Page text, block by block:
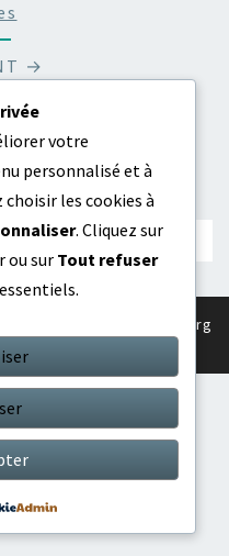
→
Sont
Nisarg
votre
personnalisé et à
les cookies à
. Cliquez sur
ou sur Tout refuser